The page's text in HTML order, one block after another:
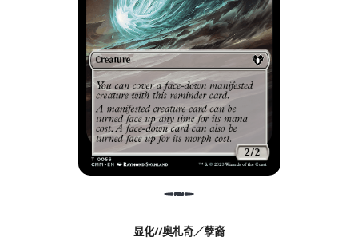
显化//奥札奇／孽裔